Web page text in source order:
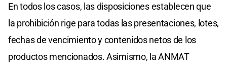
En todos los casos, las disposiciones establecen que
la prohibición rige para todas las presentaciones, lotes,
fechas de vencimiento y contenidos netos de los
productos mencionados. Asimismo, la ANMAT